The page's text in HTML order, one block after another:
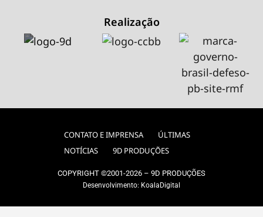
Realização
CONTATO E IMPRENSA
ÚLTIMAS
NOTÍCIAS
9D PRODUÇÕES
COPYRIGHT ©2001-2026 – 9D PRODUÇÕES
Desenvolvimento: KoalaDigital